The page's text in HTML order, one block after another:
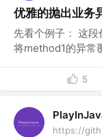
优雅的抛出业务
先看个例子： 这
将method1的异常
5